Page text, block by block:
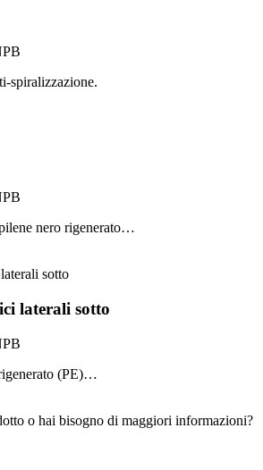
spiralizzazione.
nero rigenerato…
laterali sotto
(PE)…
o hai bisogno di maggiori informazioni?